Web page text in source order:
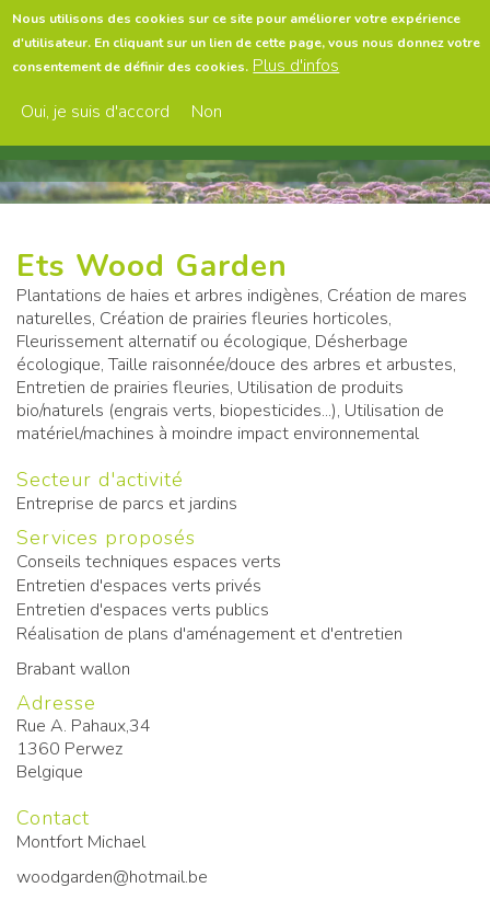
Nous utilisons des cookies sur ce site pour améliorer votre expérience
d'utilisateur. En cliquant sur un lien de cette page, vous nous donnez votre
consentement de définir des cookies. Plus d'infos
Oui, je suis d'accord
Non
Aller
au
contenu
Ets Wood Garden
Plantations de haies et arbres indigènes, Création de mares
naturelles, Création de prairies fleuries horticoles,
Fleurissement alternatif ou écologique, Désherbage
écologique, Taille raisonnée/douce des arbres et arbustes,
Entretien de prairies fleuries, Utilisation de produits
bio/naturels (engrais verts, biopesticides...), Utilisation de
matériel/machines à moindre impact environnemental
Secteur d'activité
Entreprise de parcs et jardins
Services proposés
Conseils techniques espaces verts
Entretien d'espaces verts privés
Entretien d'espaces verts publics
Réalisation de plans d'aménagement et d'entretien
Brabant wallon
Adresse
Rue A. Pahaux,34
1360 Perwez
Belgique
Contact
Montfort Michael
woodgarden@hotmail.be